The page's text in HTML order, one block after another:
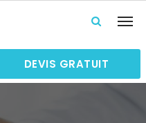
DEVIS GRATUIT